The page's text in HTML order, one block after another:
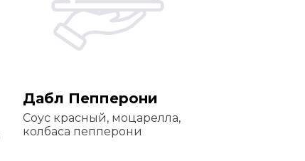
Дабл Пепперони
Соус красный, моцарелла,
колбаса пепперони